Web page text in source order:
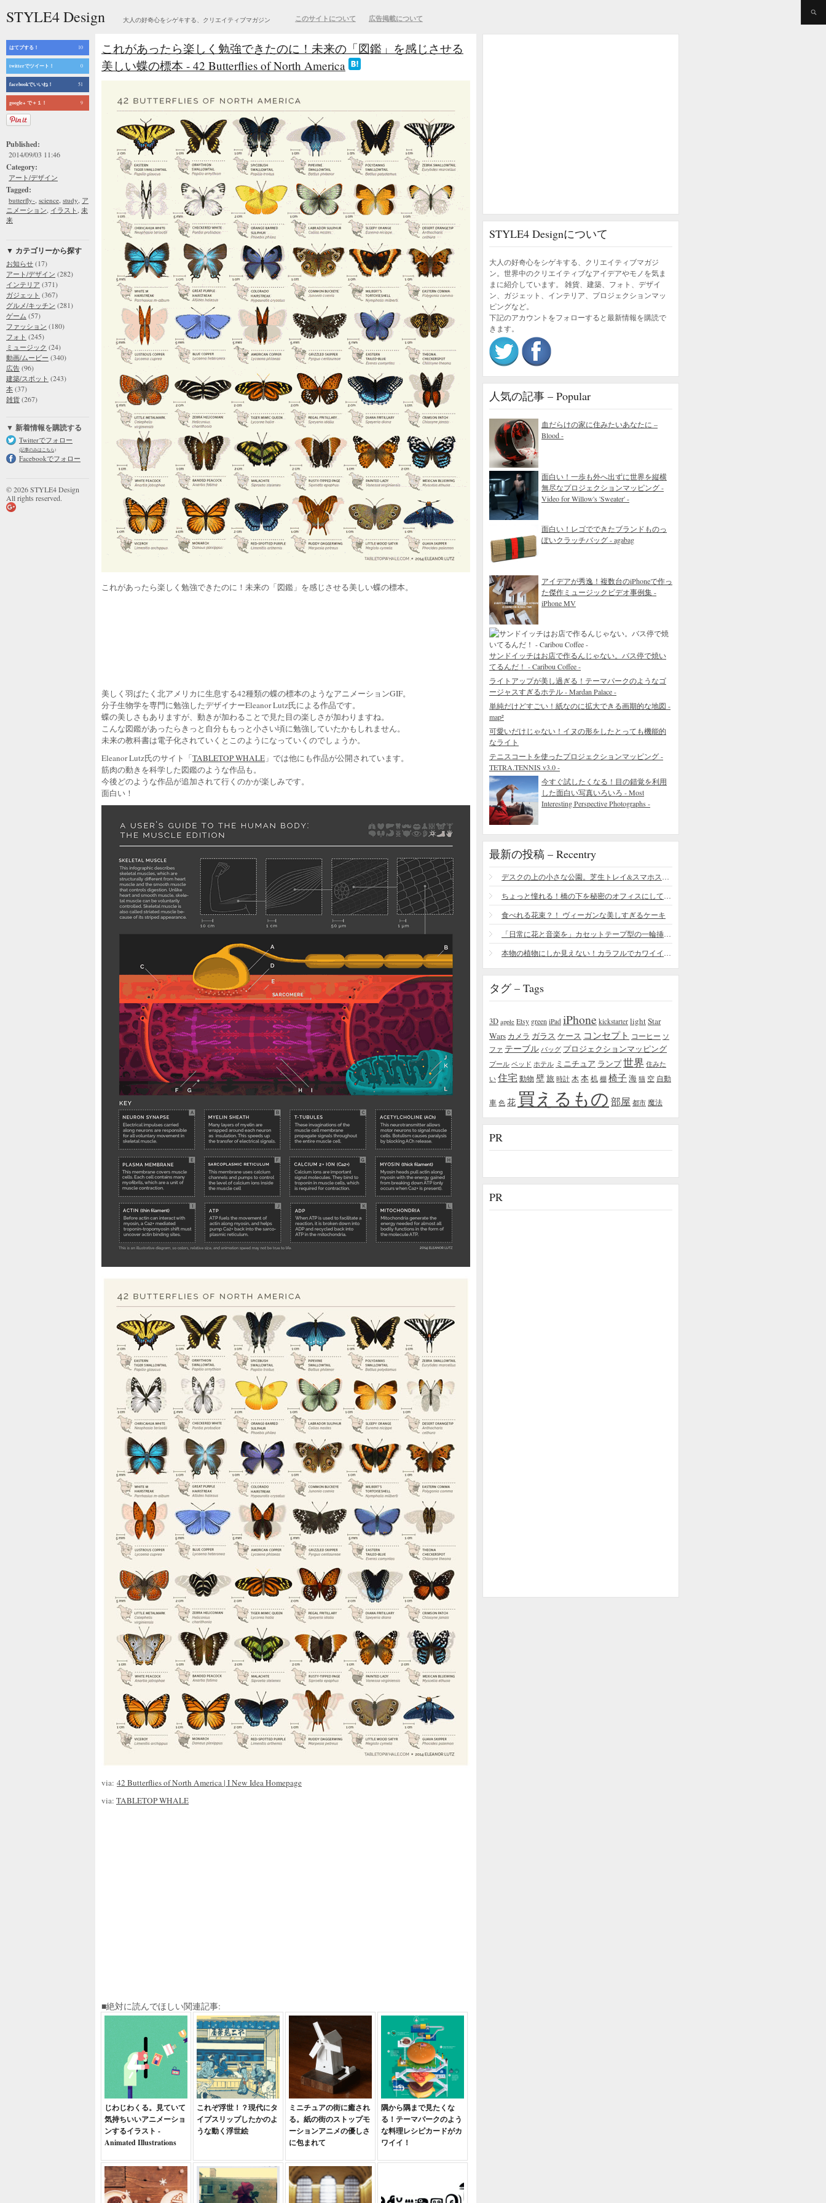
STYLE4 Design 大人の好奇心をシゲキする、クリエイティブマガジン このサイトについて 広告掲載について
はてブする！ 10
twitterでツイート！ 0
facebookでいいね！ 51
google+ で＋１！ 9
Published:
2014/09/03 11:46
Category:
アート/デザイン
Tagged:
butterfly- science study ア
ニメーション イラスト 未
来
▼ カテゴリーから探す
お知らせ (17)
アート/デザイン (282)
インテリア (371)
ガジェット (367)
グルメ/キッチン (281)
ゲーム (57)
ファッション (180)
フォト (245)
ミュージック (24)
動画/ムービー (340)
広告 (96)
建築/スポット (243)
本 (37)
雑貨 (267)
▼ 新着情報を購読する
Twitterでフォロー
(記事のみはこちら)
Facebookでフォロー
© 2026 STYLE4 Design
All rights reserved.
これがあったら楽しく勉強できたのに！未来の「図鑑」を感じさせる
美しい蝶の標本 - 42 Butterflies of North America
これがあったら楽しく勉強できたのに！未来の「図鑑」を感じさせる美しい蝶の標本。
美しく羽ばたく北アメリカに生息する42種類の蝶の標本のようなアニメーションGIF。
分子生物学を専門に勉強したデザイナーEleanor Lutz氏による作品です。
蝶の美しさもありますが、動きが加わることで見た目の楽しさが加わりますね。
こんな図鑑があったらきっと自分ももっと小さい頃に勉強していたかもしれません。
未来の教科書は電子化されていくとこのようになっていくのでしょうか。
Eleanor Lutz氏のサイト「TABLETOP WHALE 」では他にも作品が公開されています。
筋肉の動きを科学した図鑑のような作品も。
今後どのような作品が追加されて行くのかが楽しみです。
面白い！
via: 42 Butterflies of North America | I New Idea Homepage
via: TABLETOP WHALE
■絶対に読んでほしい関連記事:
じわじわくる。見ていて
気持ちいいアニメーショ
ンするイラスト -
Animated Illustrations
これぞ浮世！？現代にタ
イプスリップしたかのよ
うな動く浮世絵
ミニチュアの街に癒され
る。紙の街のストップモ
ーションアニメの優しさ
に包まれて
隅から隅まで見たくな
る！テーマパークのよう
な料理レシピカードがカ
ワイイ！
STYLE4 Designについて
大人の好奇心をシゲキする、クリエイティブマガジ
ン。世界中のクリエイティブなアイデアやモノを気ま
まに紹介しています。 雑貨、建築、フォト、デザイ
ン、ガジェット、インテリア、プロジェクションマッ
ピングなど。
下記のアカウントをフォローすると最新情報を購読で
きます。
人気の記事 – Popular
血だらけの家に住みたいあなたに –
Blood -
面白い！一歩も外へ出ずに世界を縦横
無尽なプロジェクションマッピング -
Video for Willow's 'Sweater' -
面白い！レゴでできたブランドものっ
ぽいクラッチバッグ - agabag
アイデアが秀逸！複数台のiPhoneで作っ
た傑作ミュージックビデオ事例集 -
iPhone MV
サンドイッチはお店で作るんじゃない。バス停で焼い
てるんだ！ - Caribou Coffee -
ライトアップが美し過ぎる！テーマパークのようなゴ
ージャスすぎるホテル - Mardan Palace -
単純だけどすごい！紙なのに拡大できる画期的な地図 -
map²
可愛いだけじゃない！イヌの形をしたとっても機能的
なライト
テニスコートを使ったプロジェクションマッピング -
TETRA.TENNIS v3.0 -
今すぐ試したくなる！目の錯覚を利用
した面白い写真いろいろ - Most
Interesting Perspective Photographs -
最新の投稿 – Recentry
食べれる花束？！ ヴィーガンな美しすぎるケーキ
タグ – Tags
3D apple Etsy green iPad iPhone kickstarter lightStar
Wars カメラ ガラス ケース コンセプト コーヒー ソ
ファ テーブル バッグ プロジェクションマッピング
プール ベッド ホテル ミニチュア ランプ世界 住みた
い 住宅 動物 壁旅 時計 木 本机 棚 椅子海 猫 空 自動
車 色 花 買えるもの 部屋 都市 魔法
PR
PR